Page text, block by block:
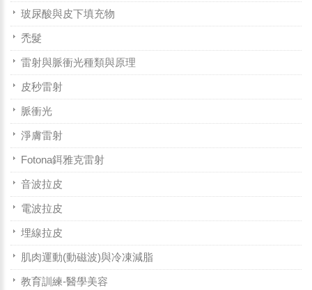
玻尿酸與皮下填充物
禿髮
雷射與脈衝光種類與原理
皮秒雷射
脈衝光
淨膚雷射
Fotona鉺雅克雷射
音波拉皮
電波拉皮
埋線拉皮
肌肉運動(動磁波)與冷凍減脂
教育訓練-醫學美容